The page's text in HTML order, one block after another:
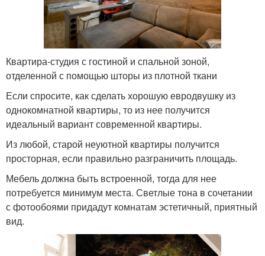
Квартира-студия с гостиной и спальной зоной,
отделенной с помощью шторы из плотной ткани
Если спросите, как сделать хорошую евродвушку из
однокомнатной квартиры, то из нее получится
идеальный вариант современной квартиры.
Из любой, старой неуютной квартиры получится
просторная, если правильно разграничить площадь.
Мебель должна быть встроенной, тогда для нее
потребуется минимум места. Светлые тона в сочетании
с фотообоями придадут комнатам эстетичный, приятный
вид.